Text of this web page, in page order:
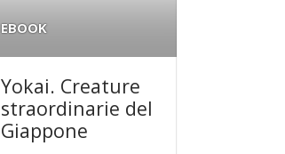
EBOOK
Yokai. Creature
straordinarie del
Giappone